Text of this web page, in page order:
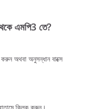
এমপি3 তে?
অথবা অনুসন্ধান বাক্সে